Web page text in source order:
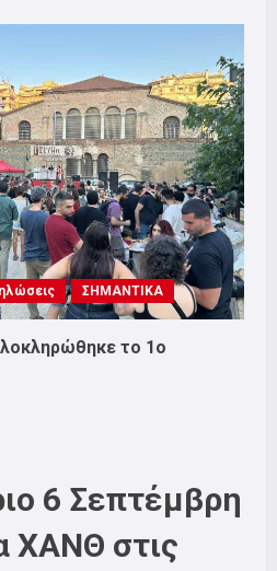
ΣΗΜΑΝΤΙΚΑ
το 1ο
6 Σεπτέμβρη
ΧΑΝΘ στις